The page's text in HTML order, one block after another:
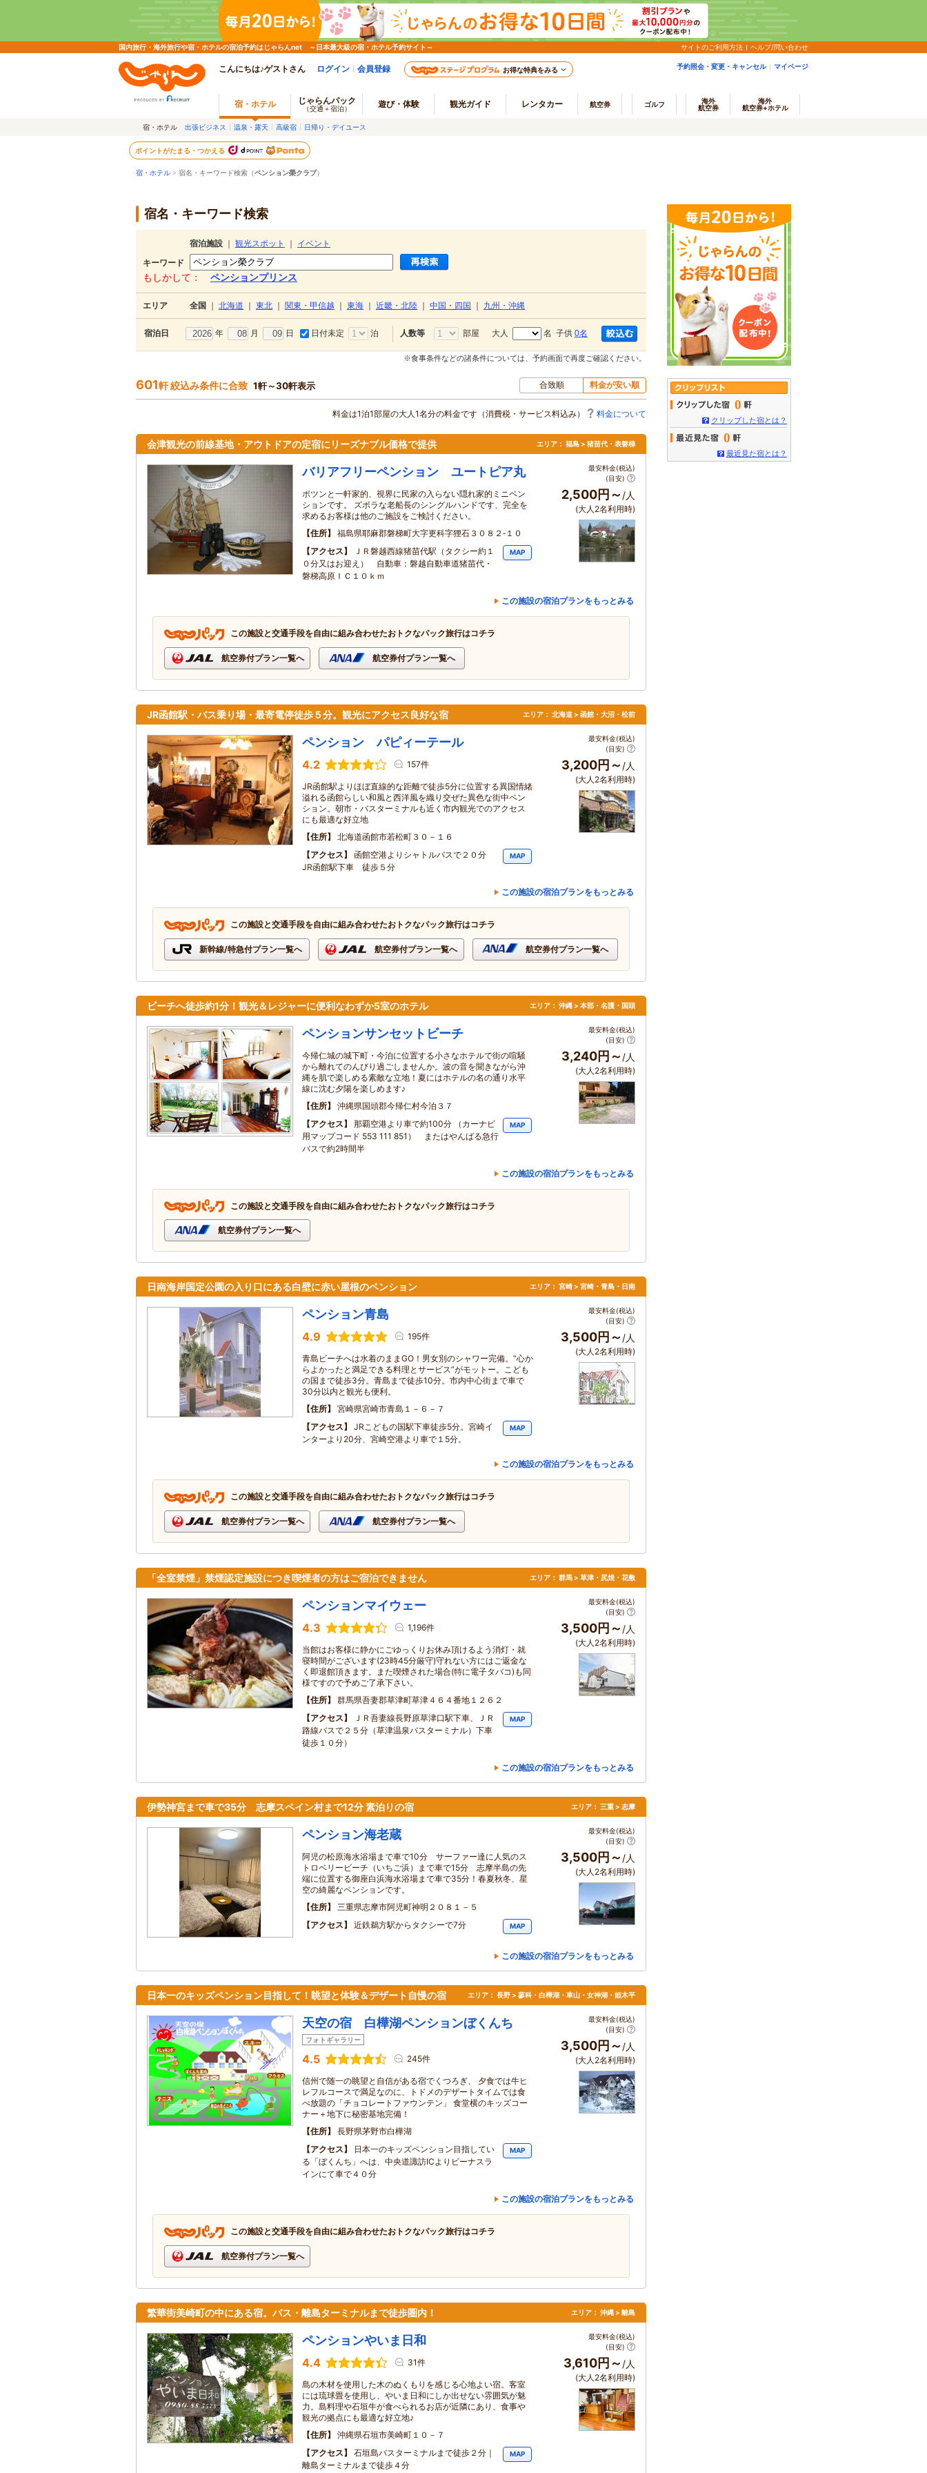
国内旅行・海外旅行や宿・ホテルの宿泊予約はじゃらんnet ～日本最大級の宿・ホテル予約サイト～ サイトのご利用方法 ヘルプ/問い合わせ
こんにちは♪ゲストさん ログイン 会員登録 お得な特典をみる 予約照会・変更・キャンセル マイページ
宿・ホテル じゃらんパック
（交通＋宿泊） 遊び・体験 観光ガイド レンタカー 航空券 ゴルフ
海外
航空券
海外
航空券+ホテル
宿・ホテル 出張ビジネス 温泉・露天 高級宿 日帰り・デイユース
ポイントがたまる・つかえる
宿・ホテル > 宿名・キーワード検索（ペンション榮クラブ）
宿名・キーワード検索
宿泊施設 観光スポット
イベント
キーワード
もしかして： ペンションプリンス
エリア 全国 北海道 東北 関東・甲信越 東海 近畿・北陸 中国・四国 九州・沖縄
宿泊日 年 月 日 日付未定 泊 人数等 部屋 大人 名 子供 0名
※食事条件などの諸条件については、予約画面で再度ご確認ください。
601軒 絞込み条件に合致 1軒～30軒表示 合致順 料金が安い順
料金は1泊1部屋の大人1名分の料金です（消費税・サービス料込み） 料金について
会津観光の前線基地・アウトドアの定宿にリーズナブル価格で提供 エリア： 福島 > 猪苗代・表磐梯
バリアフリーペンション ユートピア丸
ポツンと一軒家的、視界に民家の入らない隠れ家的ミニペン
ションです。 ズボラな老船長のシングルハンドです、完全を
求めるお客様は他のご施設をご検討ください。
住所
福島県耶麻郡磐梯町大字更科字狸石３０８２‐１０
アクセス
ＪＲ磐越西線猪苗代駅（タクシー約１
０分又はお迎え） 自動車：磐越自動車道猪苗代・
磐梯高原ＩＣ１０ｋｍ
MAP
最安料金(税込)
(目安)
2,500円～ /人
(大人2名利用時)
この施設の宿泊プランをもっとみる
この施設と交通手段を自由に組み合わせたおトクなパック旅行はコチラ
航空券付プラン一覧へ 航空券付プラン一覧へ
JR函館駅・バス乗り場・最寄電停徒歩５分。観光にアクセス良好な宿 エリア： 北海道 > 函館・大沼・松前
ペンション パピィーテール
4.2 157件
JR函館駅よりほぼ直線的な距離で徒歩5分に位置する異国情緒
溢れる函館らしい和風と西洋風を織り交ぜた異色な街中ペン
ション。朝市・バスターミナルも近く市内観光でのアクセス
にも最適な好立地
住所
北海道函館市若松町３０－１６
アクセス
函館空港よりシャトルバスで２０分
JR函館駅下車 徒歩５分
MAP
最安料金(税込)
(目安)
3,200円～ /人
(大人2名利用時)
この施設の宿泊プランをもっとみる
この施設と交通手段を自由に組み合わせたおトクなパック旅行はコチラ
新幹線/特急付プラン一覧へ 航空券付プラン一覧へ 航空券付プラン一覧へ
ビーチへ徒歩約1分！観光＆レジャーに便利なわずか5室のホテル エリア： 沖縄 > 本部・名護・国頭
ペンションサンセットビーチ
今帰仁城の城下町・今泊に位置する小さなホテルで街の喧騒
から離れてのんびり過ごしませんか。波の音を聞きながら沖
縄を肌で楽しめる素敵な立地！夏にはホテルの名の通り水平
線に沈む夕陽を楽しめます♪
住所
沖縄県国頭郡今帰仁村今泊３７
アクセス
那覇空港より車で約100分 （カーナビ
用マップコード 553 111 851） またはやんばる急行
バスで約2時間半
MAP
最安料金(税込)
(目安)
3,240円～ /人
(大人2名利用時)
この施設の宿泊プランをもっとみる
この施設と交通手段を自由に組み合わせたおトクなパック旅行はコチラ
航空券付プラン一覧へ
日南海岸国定公園の入り口にある白壁に赤い屋根のペンション エリア： 宮崎 > 宮崎・青島・日南
ペンション青島
4.9 195件
青島ビーチへは水着のままGO！男女別のシャワー完備。“心か
らよかったと満足できる料理とサービス”がモットー。こども
の国まで徒歩3分。青島まで徒歩10分。市内中心街まで車で
30分以内と観光も便利。
住所
宮崎県宮崎市青島１－６－７
アクセス
JRこどもの国駅下車徒歩5分。宮崎イ
ンターより20分、宮崎空港より車で１5分。
MAP
最安料金(税込)
(目安)
3,500円～/人
(大人2名利用時)
この施設の宿泊プランをもっとみる
この施設と交通手段を自由に組み合わせたおトクなパック旅行はコチラ
航空券付プラン一覧へ 航空券付プラン一覧へ
「全室禁煙」禁煙認定施設につき喫煙者の方はご宿泊できません エリア： 群馬 > 草津・尻焼・花敷
ペンションマイウェー
4.3 1,196件
当館はお客様に静かにごゆっくりお休み頂けるよう消灯・就
寝時間がございます(23時45分厳守)守れない方にはご返金な
く即退館頂きます。また喫煙された場合(特に電子タバコ)も同
様ですので予めご了承下さい。
住所
群馬県吾妻郡草津町草津４６４番地１２６２
アクセス
ＪＲ吾妻線長野原草津口駅下車、ＪＲ
路線バスで２５分（草津温泉バスターミナル）下車
徒歩１０分）
MAP
最安料金(税込)
(目安)
3,500円～ /人
(大人2名利用時)
この施設の宿泊プランをもっとみる
伊勢神宮まで車で35分 志摩スペイン村まで12分 素泊りの宿 エリア： 三重 > 志摩
ペンション海老蔵
阿児の松原海水浴場まで車で10分 サーファー達に人気のス
トロベリービーチ（いちご浜）まで車で15分 志摩半島の先
端に位置する御座白浜海水浴場まで車で35分！春夏秋冬、星
空の綺麗なペンションです。
住所
三重県志摩市阿児町神明２０８１－５
アクセス
近鉄鵜方駅からタクシーで7分 MAP
最安料金(税込)
(目安)
3,500円～ /人
(大人2名利用時)
この施設の宿泊プランをもっとみる
日本一のキッズペンション目指して！眺望と体験＆デザート自慢の宿 エリア： 長野 > 蓼科・白樺湖・車山・女神湖・姫木平
天空の宿 白樺湖ペンションぼくんち
フォトギャラリー
4.5 245件
信州で随一の眺望と自信がある宿でくつろぎ、 夕食では牛ヒ
レフルコースで満足なのに、トドメのデザートタイムでは食
べ放題の「チョコレートファウンテン」 食堂横のキッズコー
ナー＋地下に秘密基地完備！
住所
長野県茅野市白樺湖
アクセス
日本一のキッズペンション目指してい
る「ぼくんち」へは、中央道諏訪ICよりビーナスラ
インにて車で４０分
MAP
最安料金(税込)
(目安)
3,500円～ /人
(大人2名利用時)
この施設の宿泊プランをもっとみる
この施設と交通手段を自由に組み合わせたおトクなパック旅行はコチラ
航空券付プラン一覧へ
繁華街美崎町の中にある宿。バス・離島ターミナルまで徒歩圏内！ エリア： 沖縄 > 離島
ペンションやいま日和
4.4 31件
島の木材を使用した木のぬくもりを感じる心地よい宿。客室
には琉球畳を使用し、やいま日和にしか出せない雰囲気が魅
力。島料理や石垣牛が食べられるお店が近隣にあり、食事や
観光の拠点にも最適な好立地♪
住所
沖縄県石垣市美崎町１０－７
アクセス
石垣島バスターミナルまで徒歩２分｜
離島ターミナルまで徒歩４分
MAP
最安料金(税込)
(目安)
3,610円～ /人
(大人2名利用時)
0
クリップした宿とは？
0
最近見た宿とは？